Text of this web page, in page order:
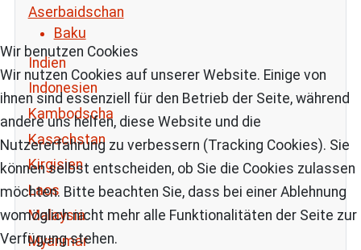
Aserbaidschan
Baku
Indien
Indonesien
Kambodscha
Kasachstan
Kirgisien
Laos
Malaysia
Myanmar
Wir benutzen Cookies
Wir nutzen Cookies auf unserer Website. Einige von
ihnen sind essenziell für den Betrieb der Seite, während
andere uns helfen, diese Website und die
Nutzererfahrung zu verbessern (Tracking Cookies). Sie
können selbst entscheiden, ob Sie die Cookies zulassen
möchten. Bitte beachten Sie, dass bei einer Ablehnung
womöglich nicht mehr alle Funktionalitäten der Seite zur
Verfügung stehen.